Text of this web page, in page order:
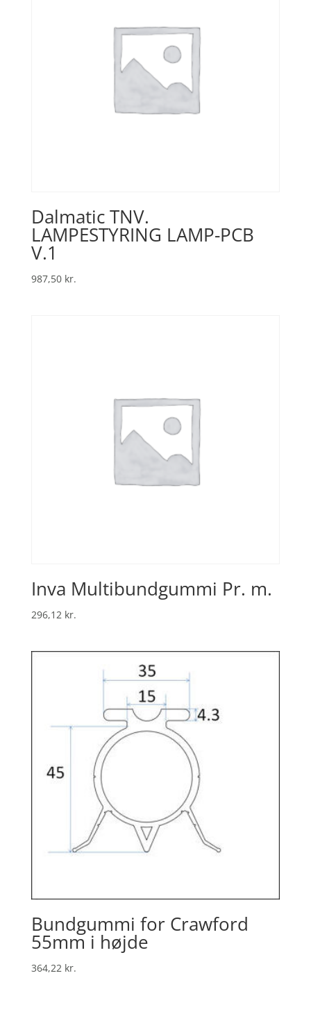
Dalmatic TNV.
LAMPESTYRING LAMP-PCB
V.1
987,50 kr.
Inva Multibundgummi Pr. m.
296,12 kr.
Bundgummi for Crawford
55mm i højde
364,22 kr.